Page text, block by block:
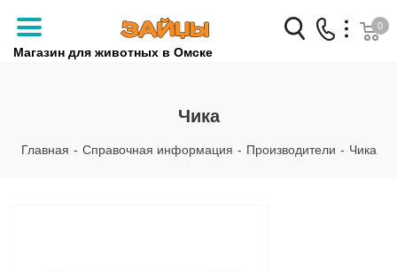
Магазин для животных в Омске
Заказать звонок
+7 (3812) 79-04-04
0
Чика
Главная - Справочная информация - Производители - Чика